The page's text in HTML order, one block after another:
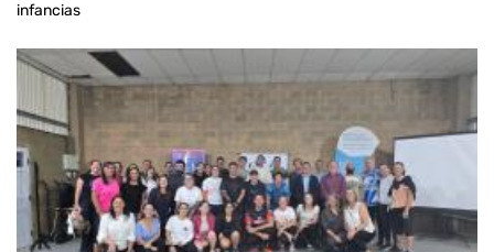
infancias